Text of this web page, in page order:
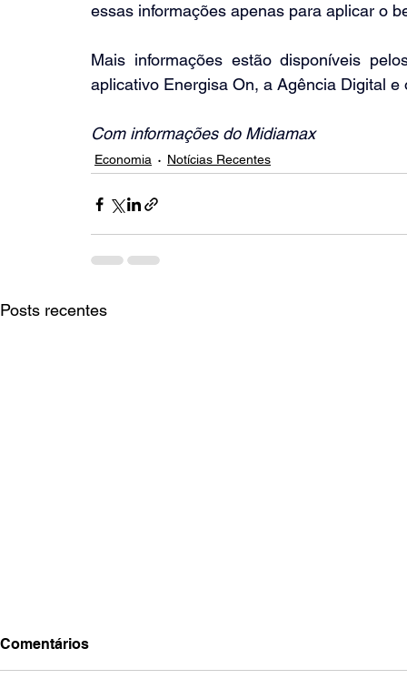
essas informações apenas para aplicar o
Mais informações estão disponíveis
aplicativo Energisa On, a Agência Digital
Com informações do Midiamax
Economia Notícias Recentes
Posts recentes
Comentários